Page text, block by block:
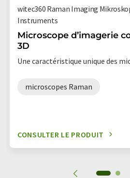
witec360 Raman Imaging
Instruments
Microscope d’imagerie
3D
Une caractéristique unique des
microscopes Raman
CONSULTER LE PRODUIT